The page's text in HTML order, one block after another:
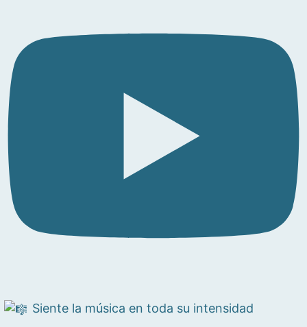
Siente la música en toda su intensidad